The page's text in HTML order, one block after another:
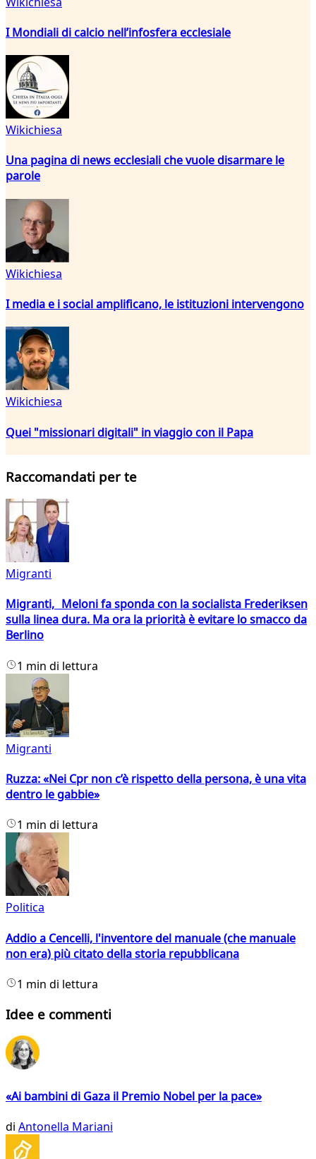
I Mondiali di calcio nell’infosfera ecclesiale
Wikichiesa
Una pagina di news ecclesiali che vuole disarmare le
parole
Wikichiesa
I media e i social amplificano, le istituzioni intervengono
Wikichiesa
Quei "missionari digitali" in viaggio con il Papa
Raccomandati per te
Migranti
Migranti, Meloni fa sponda con la socialista Frederiksen
sulla linea dura. Ma ora la priorità è evitare lo smacco da
Berlino
1 min di lettura
Migranti
Ruzza: «Nei Cpr non c’è rispetto della persona, è una vita
dentro le gabbie»
1 min di lettura
Politica
Addio a Cencelli, l'inventore del manuale (che manuale
non era) più citato della storia repubblicana
1 min di lettura
Idee e commenti
«Ai bambini di Gaza il Premio Nobel per la pace»
di Antonella Mariani